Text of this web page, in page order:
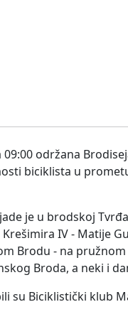
održana
biciklista u
je u brodskoj
IV - Matije
Brodu - na
Broda, a neki i
su Biciklistički klub